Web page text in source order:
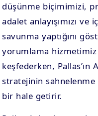
düşünme biçimimizi,
adalet anlayışımızı ve
savunma yaptığını
yorumlama hizmetimiz
keşfederken,
stratejinin sahnelenme
bir hale getirir.